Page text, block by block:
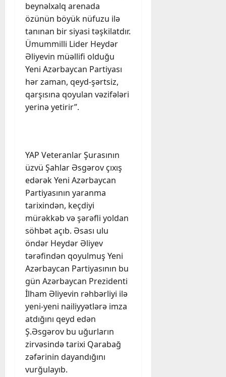
beynəlxalq arenada
özünün böyük nüfuzu ilə
tanınan bir siyasi təşkilatdır.
Ümummilli Lider Heydər
Əliyevin müəllifi olduğu
Yeni Azərbaycan Partiyası
hər zaman, qeyd-şərtsiz,
qarşısına qoyulan vəzifələri
yerinə yetirir”.
YAP Veteranlar Şurasının
üzvü Şahlar Əsgərov çıxış
edərək Yeni Azərbaycan
Partiyasının yaranma
tarixindən, keçdiyi
mürəkkəb və şərəfli yoldan
söhbət açıb. Əsası ulu
öndər Heydər Əliyev
tərəfindən qoyulmuş Yeni
Azərbaycan Partiyasının bu
gün Azərbaycan Prezidenti
İlham Əliyevin rəhbərliyi ilə
yeni-yeni nailiyyətlərə imza
atdığını qeyd edən
Ş.Əsgərov bu uğurların
zirvəsində tarixi Qarabağ
zəfərinin dayandığını
vurğulayıb.